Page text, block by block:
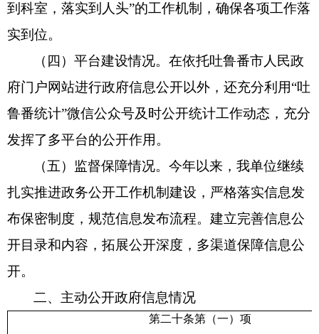
到科室，落实到人头”的工作机制，确保各项工作落
实到位。
（四）平台建设情况。在依托吐鲁番市人民政
府门户网站进行政府信息公开以外，还充分利用“吐
鲁番统计”微信公众号及时公开统计工作动态，充分
发挥了多平台的公开作用。
（五）监督保障情况。今年以来，我单位继续
扎实推进政务公开工作机制建设，严格落实信息发
布保密制度，规范信息发布流程。建立完善信息公
开目录和内容，拓展公开深度，多渠道保障信息公
开。
二、主动公开政府信息情况
第二十条第（一）项